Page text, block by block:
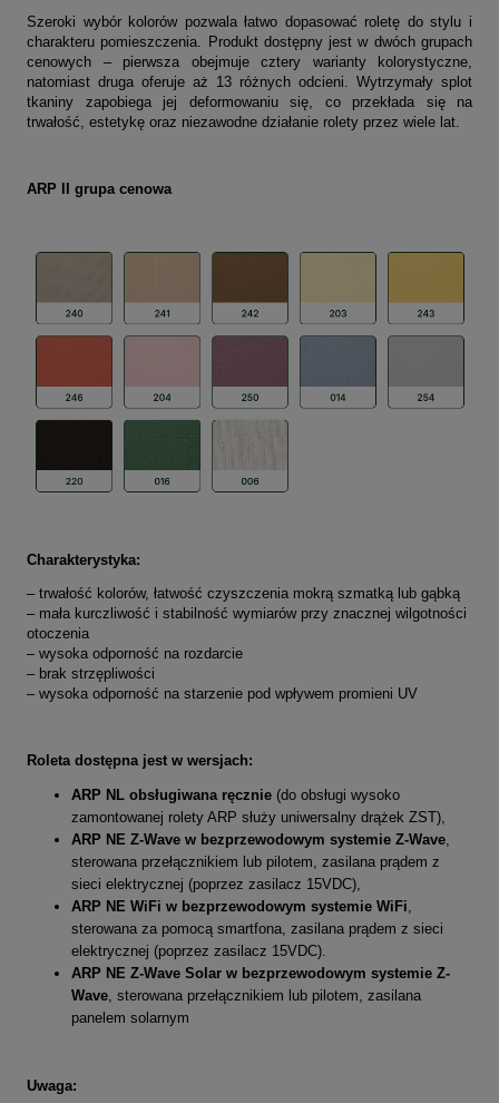
Szeroki wybór kolorów pozwala łatwo dopasować roletę do stylu i
charakteru pomieszczenia. Produkt dostępny jest w dwóch grupach
cenowych – pierwsza obejmuje cztery warianty kolorystyczne,
natomiast druga oferuje aż 13 różnych odcieni. Wytrzymały splot
tkaniny zapobiega jej deformowaniu się, co przekłada się na
trwałość, estetykę oraz niezawodne działanie rolety przez wiele lat.
ARP II grupa cenowa
Charakterystyka:
– trwałość kolorów, łatwość czyszczenia mokrą szmatką lub gąbką
– mała kurczliwość i stabilność wymiarów przy znacznej wilgotności
otoczenia
– wysoka odporność na rozdarcie
– brak strzępliwości
– wysoka odporność na starzenie pod wpływem promieni UV
Roleta dostępna jest w wersjach:
ARP NL obsługiwana ręcznie (do obsługi wysoko
zamontowanej rolety ARP służy uniwersalny drążek ZST),
ARP NE Z-Wave w bezprzewodowym systemie Z-Wave,
sterowana przełącznikiem lub pilotem, zasilana prądem z
sieci elektrycznej (poprzez zasilacz 15VDC),
ARP NE WiFi w bezprzewodowym systemie WiFi,
sterowana za pomocą smartfona, zasilana prądem z sieci
elektrycznej (poprzez zasilacz 15VDC).
ARP NE Z-Wave Solar w bezprzewodowym systemie Z-
Wave, sterowana przełącznikiem lub pilotem, zasilana
panelem solarnym
Uwaga: